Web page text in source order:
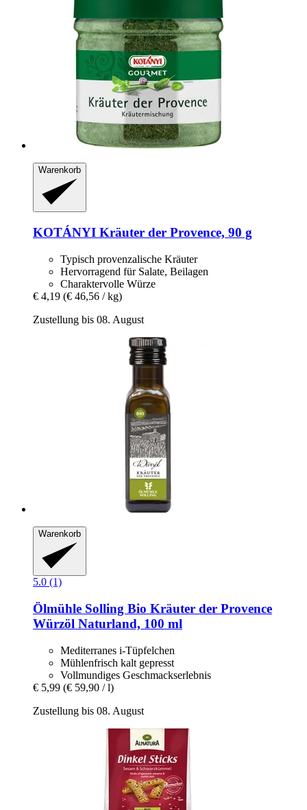
Warenkorb
KOTÁNYI Kräuter der Provence, 90 g
Typisch provenzalische Kräuter
Hervorragend für Salate, Beilagen
Charaktervolle Würze
€ 4,19 (€ 46,56 / kg)
Zustellung bis 08. August
Warenkorb
5.0 (1)
Ölmühle Solling Bio Kräuter der Provence
Würzöl Naturland, 100 ml
Mediterranes i-Tüpfelchen
Mühlenfrisch kalt gepresst
Vollmundiges Geschmackserlebnis
€ 5,99 (€ 59,90 / l)
Zustellung bis 08. August